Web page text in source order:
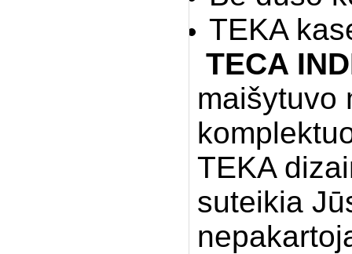
TEKA
TECA
maišytuvo
TEKA
suteikia